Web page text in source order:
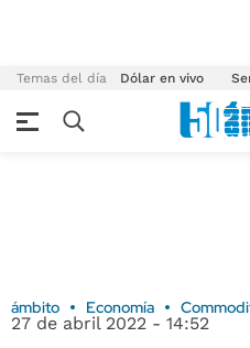
Temas del día Dólar en vivo
ámbito Economía
27 de abril 2022 - 14:52